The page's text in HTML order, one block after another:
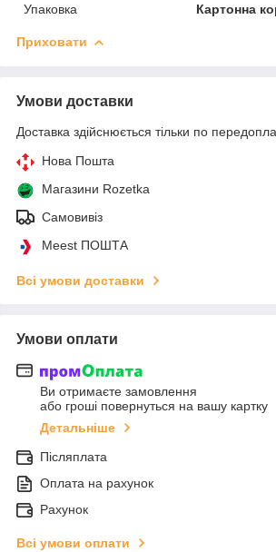
Упаковка
Картонна
Приховати
Умови доставки
Доставка здійснюється тільки по
Нова Пошта
Магазини Rozetka
Самовивіз
Meest ПОШТА
Всі умови доставки
Умови оплати
Ви отримаєте замовлення
або гроші повернуться на вашу картку
Детальніше
Післяплата
Оплата на рахунок
Рахунок
Всі умови оплати